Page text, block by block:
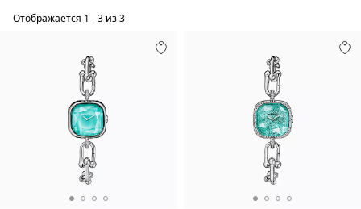
Отображается 1 -3 из3